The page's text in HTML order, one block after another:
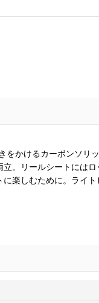
かけるカーボンソ
。リールシートには
楽しむために。ライ